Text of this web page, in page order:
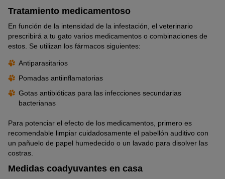
Tratamiento medicamentoso
En función de la intensidad de la infestación, el veterinario
prescribirá a tu gato varios medicamentos o combinaciones de
estos. Se utilizan los fármacos siguientes:
Antiparasitarios
Pomadas antiinflamatorias
Gotas antibióticas para las infecciones secundarias
bacterianas
Para potenciar el efecto de los medicamentos, primero es
recomendable limpiar cuidadosamente el pabellón auditivo con
un pañuelo de papel humedecido o un lavado para disolver las
costras.
Medidas coadyuvantes en casa